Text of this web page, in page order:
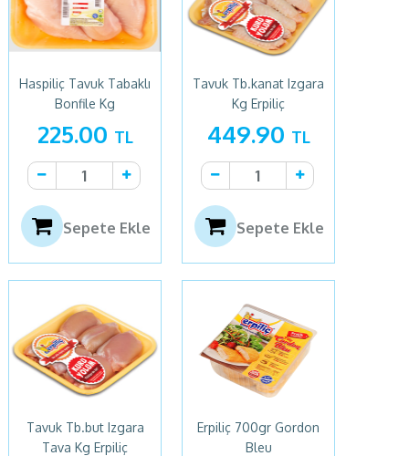
Haspiliç Tavuk Tabaklı
Bonfile Kg
225.00 TL
Sepete Ekle
Tavuk Tb.kanat Izgara
Kg Erpiliç
449.90 TL
Sepete Ekle
Tavuk Tb.but Izgara
Tava Kg Erpiliç
Erpiliç 700gr Gordon
Bleu